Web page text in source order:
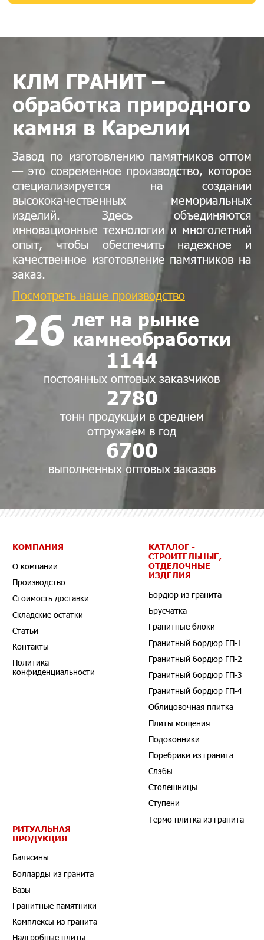
КЛМ ГРАНИТ –
обработка природного
камня в Карелии
Завод по изготовлению памятников оптом
— это современное производство, которое
специализируется на создании
высококачественных мемориальных
изделий. Здесь объединяются
инновационные технологии и многолетний
опыт, чтобы обеспечить надежное и
качественное изготовление памятников на
заказ.
Посмотреть наше производство
1144
постоянных оптовых заказчиков
2780
тонн продукции в среднем
отгружаем в год
6700
выполненных оптовых заказов
26 лет на рынке
камнеобработки
КОМПАНИЯ
О компании
Производство
Стоимость доставки
Складские остатки
Статьи
Контакты
Политика
конфиденциальности
КАТАЛОГ -
СТРОИТЕЛЬНЫЕ,
ОТДЕЛОЧНЫЕ
ИЗДЕЛИЯ
Бордюр из гранита
Брусчатка
Гранитные блоки
Гранитный бордюр ГП-1
Гранитный бордюр ГП-2
Гранитный бордюр ГП-3
Гранитный бордюр ГП-4
Облицовочная плитка
Плиты мощения
Подоконники
Поребрики из гранита
Слэбы
Столешницы
Ступени
Термо плитка из гранита
РИТУАЛЬНАЯ
ПРОДУКЦИЯ
Балясины
Болларды из гранита
Вазы
Гранитные памятники
Комплексы из гранита
Надгробные плиты